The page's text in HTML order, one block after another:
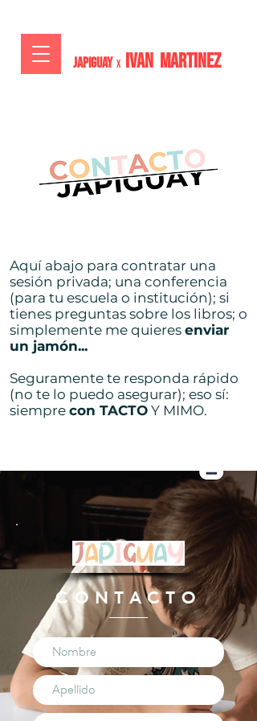
JAPIGUAY x IVAN MARTiNEZ
Aquí abajo para contratar una
sesión privada; una conferencia
(para tu escuela o institución); si
tienes preguntas sobre los libros; o
simplemente me quieres enviar
un jamón...
Seguramente te responda rápido
(no te lo puedo asegurar); eso sí:
siempre con TACTO Y MIMO.
CONTACTO